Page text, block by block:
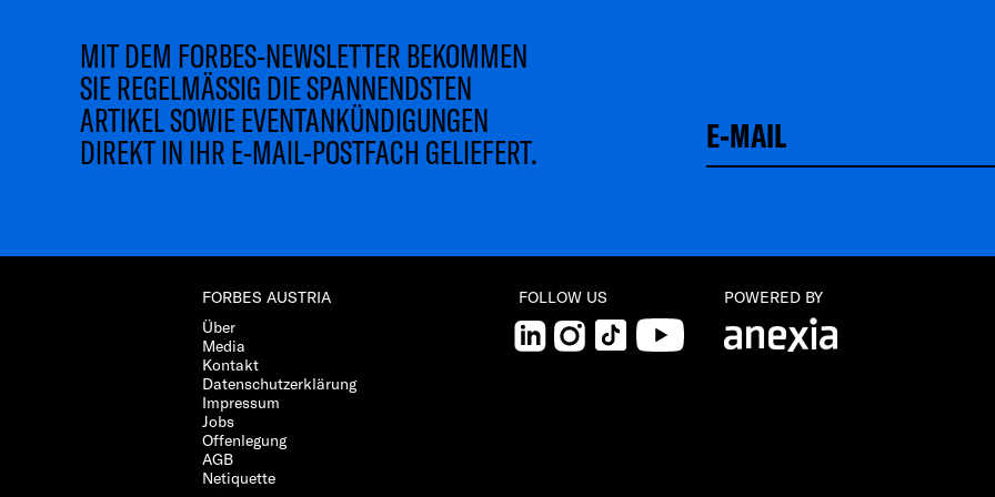
MIT DEM FORBES-NEWSLETTER BEKOMMEN
SIE REGELMÄSSIG DIE SPANNENDSTEN
ARTIKEL SOWIE EVENTANKÜNDIGUNGEN
DIREKT IN IHR E-MAIL-POSTFACH GELIEFERT.
FORBES AUSTRIA
Über
Media
Kontakt
Datenschutzerklärung
Impressum
Jobs
Offenlegung
AGB
Netiquette
FOLLOW US
LinkedInInstagram
TikTok YouTube
POWERED BY